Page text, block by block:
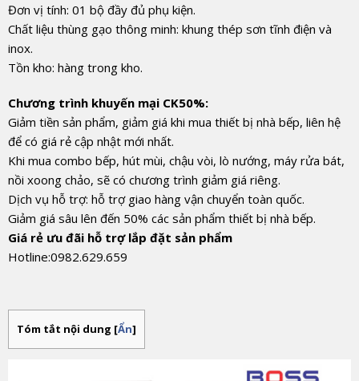
Đơn vị tính: 01 bộ đầy đủ phụ kiện.
Chất liệu thùng gạo thông minh: khung thép sơn tĩnh điện và
inox.
Tồn kho: hàng trong kho.
Chương trình khuyến mại CK50%:
Giảm tiền sản phẩm, giảm giá khi mua thiết bị nhà bếp, liên hệ
để có giá rẻ cập nhật mới nhất.
Khi mua combo bếp, hút mùi, chậu vòi, lò nướng, máy rửa bát,
nồi xoong chảo, sẽ có chương trình giảm giá riêng.
Dịch vụ hỗ trợ: hỗ trợ giao hàng vận chuyển toàn quốc.
Giảm giá sâu lên đến 50% các sản phẩm thiết bị nhà bếp.
Giá rẻ ưu đãi hỗ trợ lắp đặt sản phẩm
Hotline:0982.629.659
Tóm tắt nội dung [Ẩn]